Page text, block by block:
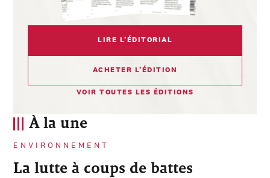
À la une
ENVIRONNEMENT
La lutte à coups de battes
LIRE L’ÉDITORIAL
ACHETER L’ÉDITION
VOIR TOUTES LES ÉDITIONS